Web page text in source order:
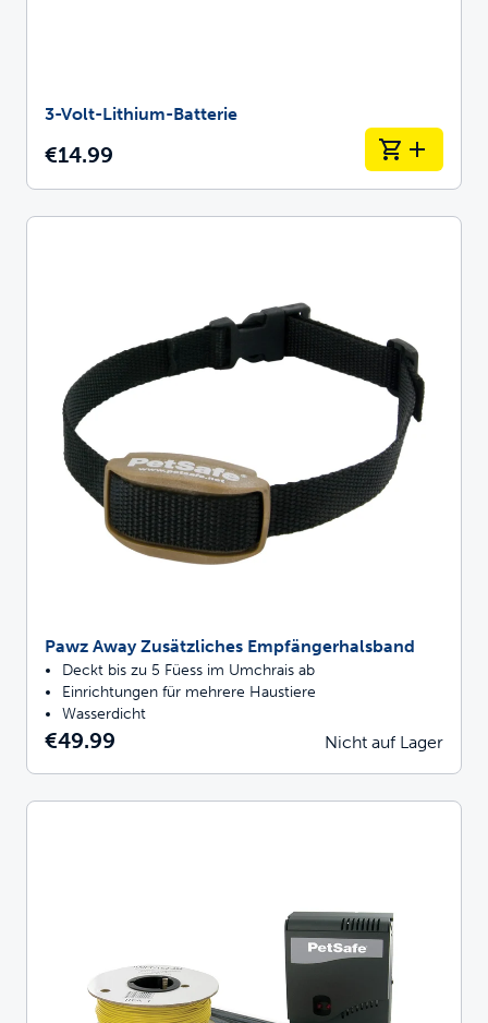
3-Volt-Lithium-Batterie
€14.99
Pawz Away Zusätzliches Empfängerhalsband
Deckt bis zu 5 Füess im Umchrais ab
Einrichtungen für mehrere Haustiere
Wasserdicht
€49.99 Nicht auf Lager